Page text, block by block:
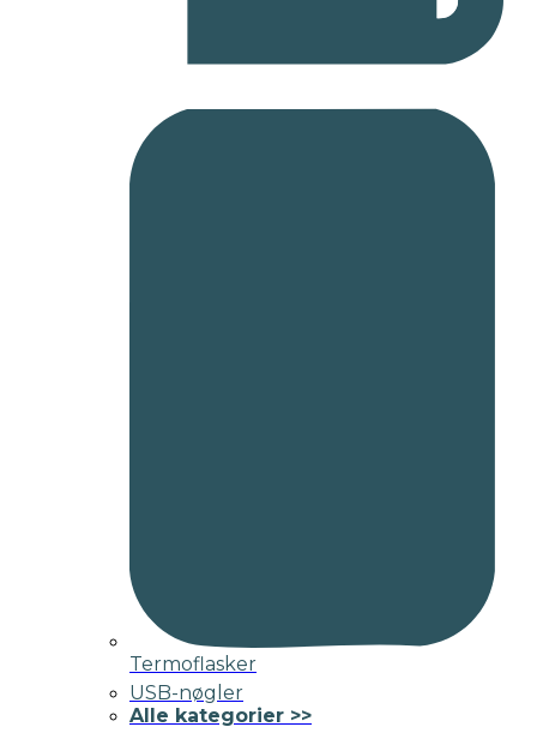
Termoflasker
USB-nøgler
Alle kategorier >>